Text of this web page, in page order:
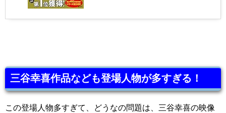
三谷幸喜作品なども登場人物が多すぎる！
この登場人物多すぎて、どうなの問題は、三谷幸喜の映像